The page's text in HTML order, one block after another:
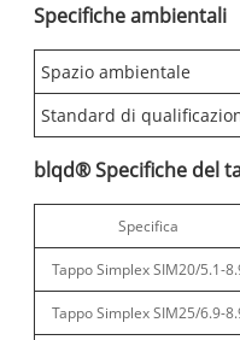
Specifiche ambientali
Spazio ambientale
Standard di
blqd® Specifiche del
Specifica
Tappo Simplex SIM20/5.1-
Tappo Simplex SIM25/6.9-